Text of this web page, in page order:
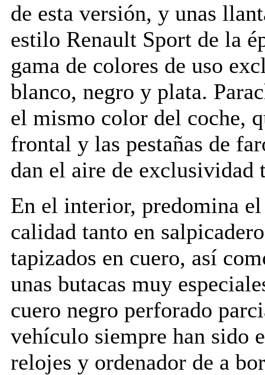
de esta versión, y unas
estilo Renault Sport de la
gama de colores de uso
blanco, negro y plata.
el mismo color del coche,
frontal y las pestañas de
dan el aire de exclusividad
En el interior, predomina
calidad tanto en
tapizados en cuero, así
unas butacas muy
cuero negro perforado
vehículo siempre han sido
relojes y ordenador de a